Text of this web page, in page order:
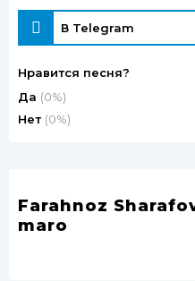
В Telegram
Нравится песня?
Да (0%)
Нет (0%)
Farahnoz
maro